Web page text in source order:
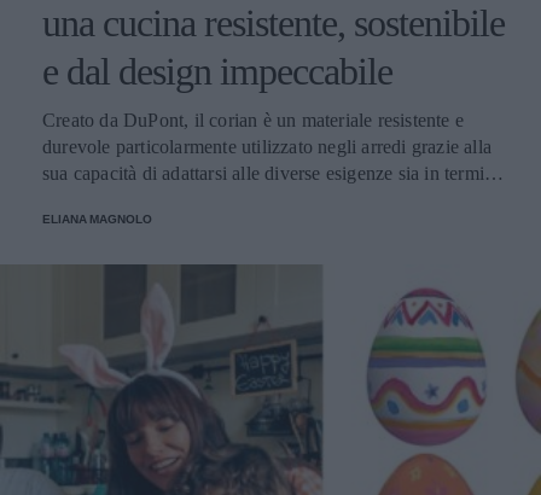
una cucina resistente, sostenibile
e dal design impeccabile
Creato da DuPont, il corian è un materiale resistente e
durevole particolarmente utilizzato negli arredi grazie alla
sua capacità di adattarsi alle diverse esigenze sia in termini
perché è adatto alla cucina di casa!
ELIANA MAGNOLO